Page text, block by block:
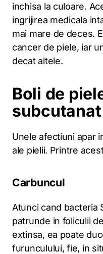
inchisa la culoare.
ingrijirea medicala
mai mare de deces.
cancer de piele, iar
decat altele.
Boli de
subcutanat
Unele afectiuni apar
ale pielii. Printre
Carbuncul
Atunci cand bacteria
patrunde in foliculii
extinsa, ea poate
furunculului, fie, in